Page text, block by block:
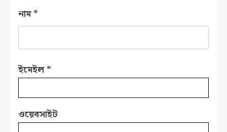
নাম*
ইমেইল*
ওয়েবসাইট